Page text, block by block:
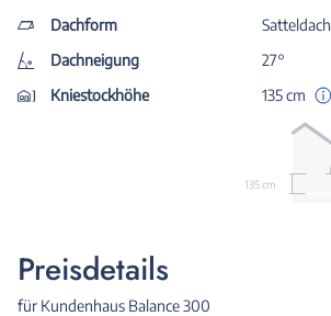
Dachform
Satteldach
Dachneigung
27°
Kniestockhöhe
135 cm
135 cm
Preisdetails
für Kundenhaus Balance 300